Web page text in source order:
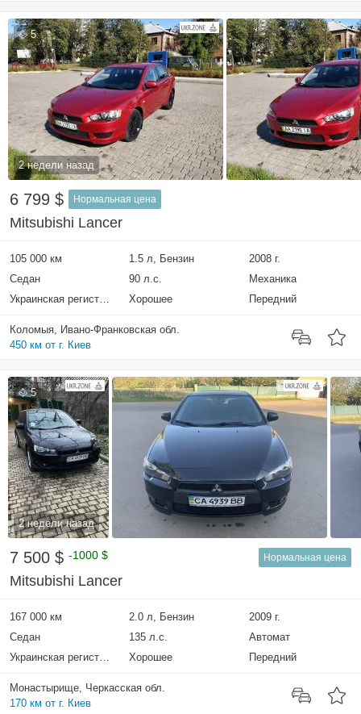
5
2 недели назад
6 799 $ Нормальная цена
Mitsubishi Lancer
105 000 км 1.5 л, Бензин
2008 г.
Седан
90 л.с.
Механика
Украинская регистрация
Хорошее Передний
Коломыя, Ивано-Франковская обл.
450 км от г. Киев
5
2 недели назад
7 500 $ -1000 $ Нормальная цена
Mitsubishi Lancer
167 000 км 2.0 л, Бензин
2009 г.
Седан
135 л.с.
Автомат
Украинская регистрация
Хорошее Передний
Монастырище, Черкасская обл.
170 км от г. Киев